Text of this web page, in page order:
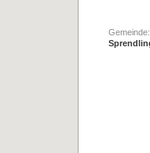
Gemeinde: